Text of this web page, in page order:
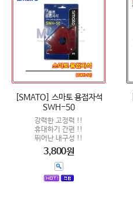
[SMATO] 스마토 용접자석
SWH-50
강력한 고정력 !!
휴대하기 간편 !!
뛰어난 내구성 !!
3,800원